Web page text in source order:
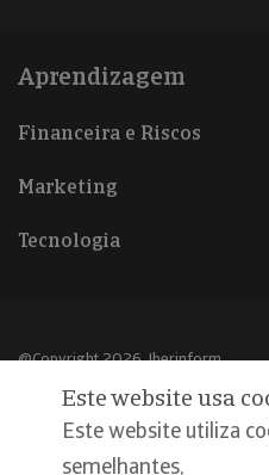
Aprendizagem
Financeira e Riscos
Marketing
Tecnologia
@Copyright 2026, Iberinform
Política de cookies
Este website usa
Este website utiliza
semelhantes,